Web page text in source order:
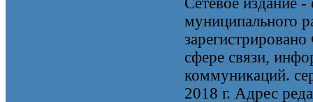
муниципального
сфере связи,
коммуникаций.
2018 г. Адрес